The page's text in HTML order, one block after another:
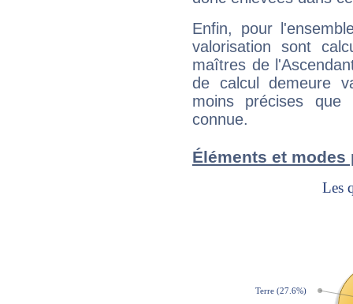
Enfin, pour
valorisation sont
maîtres de
de calcul demeure
moins précises que
connue.
Éléments et